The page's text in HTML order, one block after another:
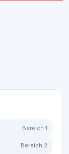
Bereich 1
Bereich 2